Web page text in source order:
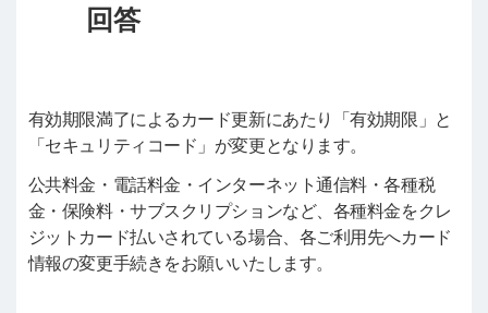
有効期限満了によるカード更新にあたり「有効期限」と
「セキュリティコード」が変更となります。
公共料金・電話料金・インターネット通信料・各種税
金・保険料・サブスクリプションなど、各種料金をクレ
ジットカード払いされている場合、各ご利用先へカード
情報の変更手続きをお願いいたします。